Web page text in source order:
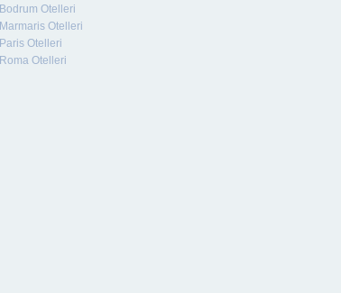
Bodrum Otelleri
Marmaris Otelleri
Paris Otelleri
Roma Otelleri